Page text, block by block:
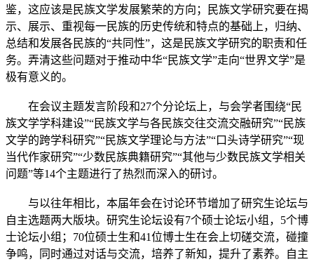
鉴，这应该是民族文学发展繁荣的方向；民族文学研究要在揭
示、展示、重视每一民族的历史传统和特点的基础上，归纳、
总结和发展各民族的“共同性”，这是民族文学研究的职责和任
务。弄清这些问题对于推动中华“民族文学”走向“世界文学”是
极有意义的。
在会议主题发言阶段和27个分论坛上，与会学者围绕“民
族文学学科建设”“民族文学与各民族交往交流交融研究”“民族
文学的跨学科研究”“民族文学理论与方法”“口头诗学研究”“现
当代作家研究”“少数民族典籍研究”“其他与少数民族文学相关
问题”等14个主题进行了热烈而深入的研讨。
与以往年相比，本届年会在讨论环节增加了研究生论坛与
自主选题两大版块。研究生论坛设有7个硕士论坛小组，5个博
士论坛小组；70位硕士生和41位博士生在会上切磋交流，碰撞
争鸣，同时通过对话与交流，培养了新知，提升了素养。自主